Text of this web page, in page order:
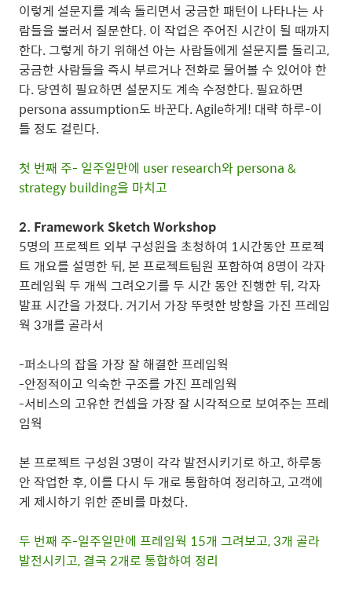
이렇게 설문지를 계속 돌리면서 궁금한 패턴이 나타나는 사
람들을 불러서 질문한다. 이 작업은 주어진 시간이 될 때까지
한다. 그렇게 하기 위해선 아는 사람들에게 설문지를 돌리고,
궁금한 사람들을 즉시 부르거나 전화로 물어볼 수 있어야 한
다. 당연히 필요하면 설문지도 계속 수정한다. 필요하면
persona assumption도 바꾼다. Agile하게! 대략 하루-이
틀 정도 걸린다.
첫 번째 주- 일주일만에 user research와 persona &
strategy building을 마치고
2. Framework Sketch Workshop
5명의 프로젝트 외부 구성원을 초청하여 1시간동안 프로젝
트 개요를 설명한 뒤, 본 프로젝트팀원 포함하여 8명이 각자
프레임웍 두 개씩 그려오기를 두 시간 동안 진행한 뒤, 각자
발표 시간을 가졌다. 거기서 가장 뚜렷한 방향을 가진 프레임
웍 3개를 골라서
-퍼소나의 잡을 가장 잘 해결한 프레임웍
-안정적이고 익숙한 구조를 가진 프레임웍
-서비스의 고유한 컨셉을 가장 잘 시각적으로 보여주는 프레
임웍
본 프로젝트 구성원 3명이 각각 발전시키기로 하고, 하루동
안 작업한 후, 이를 다시 두 개로 통합하여 정리하고, 고객에
게 제시하기 위한 준비를 마쳤다.
두 번째 주-일주일만에 프레임웍 15개 그려보고, 3개 골라
발전시키고, 결국 2개로 통합하여 정리